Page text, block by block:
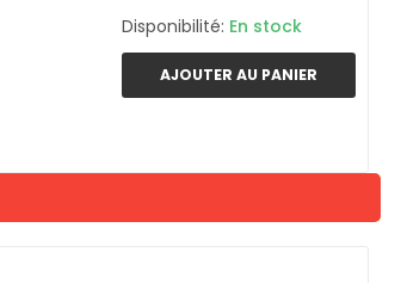
Disponibilité: En stock
AJOUTER AU PANIER